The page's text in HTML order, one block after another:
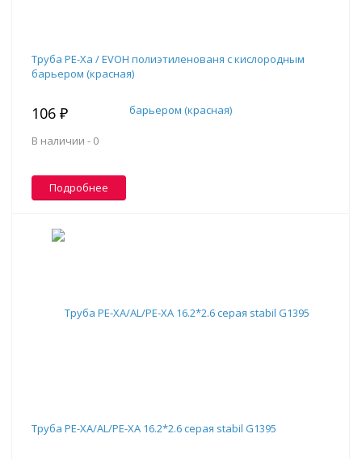
Труба PE-Xa / EVOH полиэтиленованя с кислородным
барьером (красная)
106 ₽
В наличии - 0
Подробнее
Труба PE-XA/AL/PE-XA 16.2*2.6 серая stabil G1395